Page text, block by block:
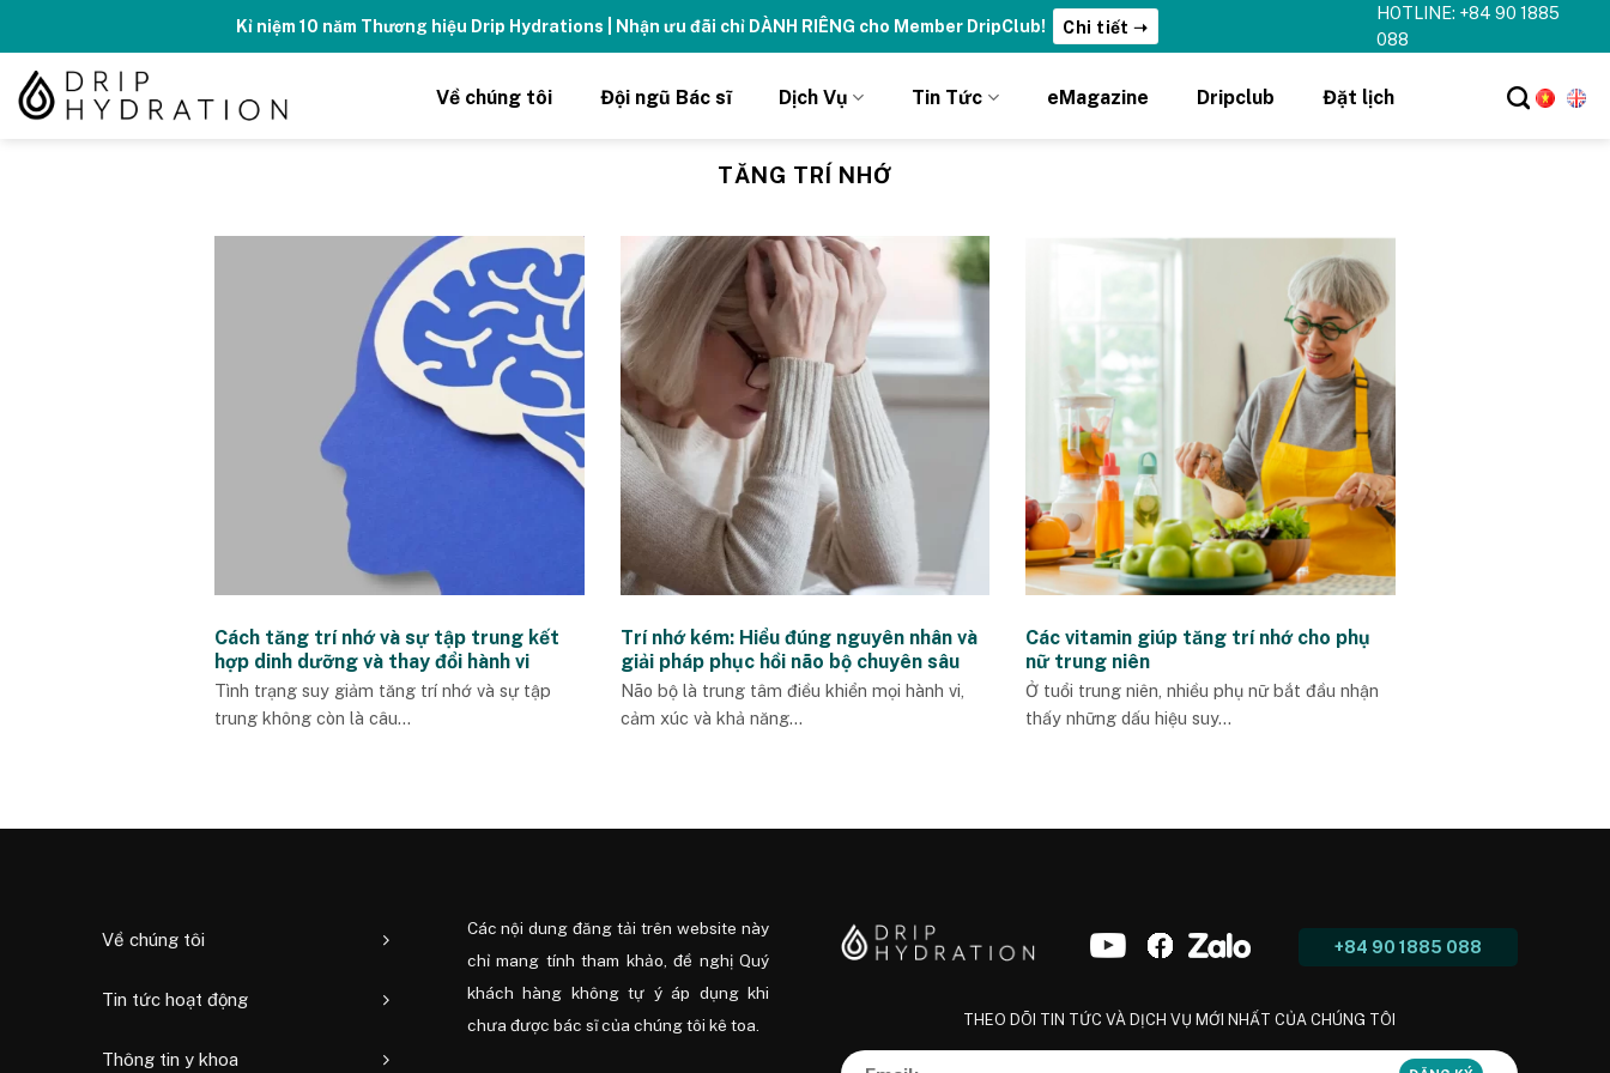
content
Kỉ niệm 10 năm Thương hiệu Drip Hydrations | Nhận ưu đãi chỉ DÀNH RIÊNG cho Member DripClub! Chi tiết ➝
HOTLINE: +84 90 1885
088
Về chúng tôi Đội ngũ Bác sĩ Dịch Vụ Tin Tức eMagazine Dripclub Đặt lịch
TĂNG TRÍ NHỚ
Cách tăng trí nhớ và sự tập trung kết
hợp dinh dưỡng và thay đổi hành vi
Tình trạng suy giảm tăng trí nhớ và sự tập
trung không còn là câu...
Trí nhớ kém: Hiểu đúng nguyên nhân và
giải pháp phục hồi não bộ chuyên sâu
Não bộ là trung tâm điều khiển mọi hành vi,
cảm xúc và khả năng...
Các vitamin giúp tăng trí nhớ cho phụ
nữ trung niên
Ở tuổi trung niên, nhiều phụ nữ bắt đầu nhận
thấy những dấu hiệu suy...
Về chúng tôi
Tin tức hoạt động
Thông tin y khoa
Các nội dung đăng tải trên website này
chỉ mang tính tham khảo, đề nghị Quý
khách hàng không tự ý áp dụng khi
chưa được bác sĩ của chúng tôi kê toa.
+84 90 1885 088
THEO DÕI TIN TỨC VÀ DỊCH VỤ MỚI NHẤT CỦA CHÚNG TÔI